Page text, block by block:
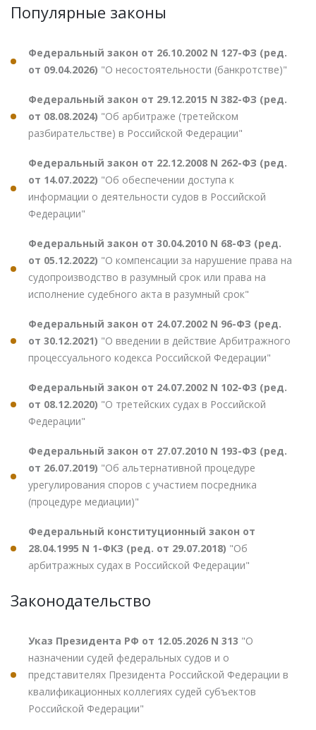
Популярные законы
Федеральный закон от 26.10.2002 N 127-ФЗ (ред.
от 09.04.2026) "О несостоятельности (банкротстве)"
Федеральный закон от 29.12.2015 N 382-ФЗ (ред.
от 08.08.2024) "Об арбитраже (третейском
разбирательстве) в Российской Федерации"
Федеральный закон от 22.12.2008 N 262-ФЗ (ред.
от 14.07.2022) "Об обеспечении доступа к
информации о деятельности судов в Российской
Федерации"
Федеральный закон от 30.04.2010 N 68-ФЗ (ред.
от 05.12.2022) "О компенсации за нарушение права на
судопроизводство в разумный срок или права на
исполнение судебного акта в разумный срок"
Федеральный закон от 24.07.2002 N 96-ФЗ (ред.
от 30.12.2021) "О введении в действие Арбитражного
процессуального кодекса Российской Федерации"
Федеральный закон от 24.07.2002 N 102-ФЗ (ред.
от 08.12.2020) "О третейских судах в Российской
Федерации"
Федеральный закон от 27.07.2010 N 193-ФЗ (ред.
от 26.07.2019) "Об альтернативной процедуре
урегулирования споров с участием посредника
(процедуре медиации)"
Федеральный конституционный закон от
28.04.1995 N 1-ФКЗ (ред. от 29.07.2018) "Об
арбитражных судах в Российской Федерации"
Законодательство
Указ Президента РФ от 12.05.2026 N 313 "О
назначении судей федеральных судов и о
представителях Президента Российской Федерации в
квалификационных коллегиях судей субъектов
Российской Федерации"